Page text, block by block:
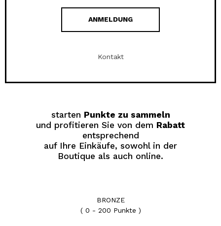
ANMELDUNG
Kontakt
starten Punkte zu sammeln
und profitieren Sie von dem Rabatt
entsprechend
auf Ihre Einkäufe, sowohl in der
Boutique als auch online.
BRONZE
( 0 - 200 Punkte )